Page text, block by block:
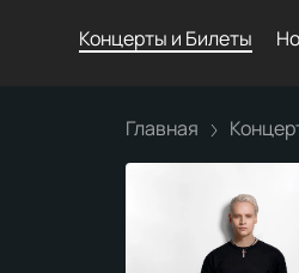
Концерты и Билеты
Главная